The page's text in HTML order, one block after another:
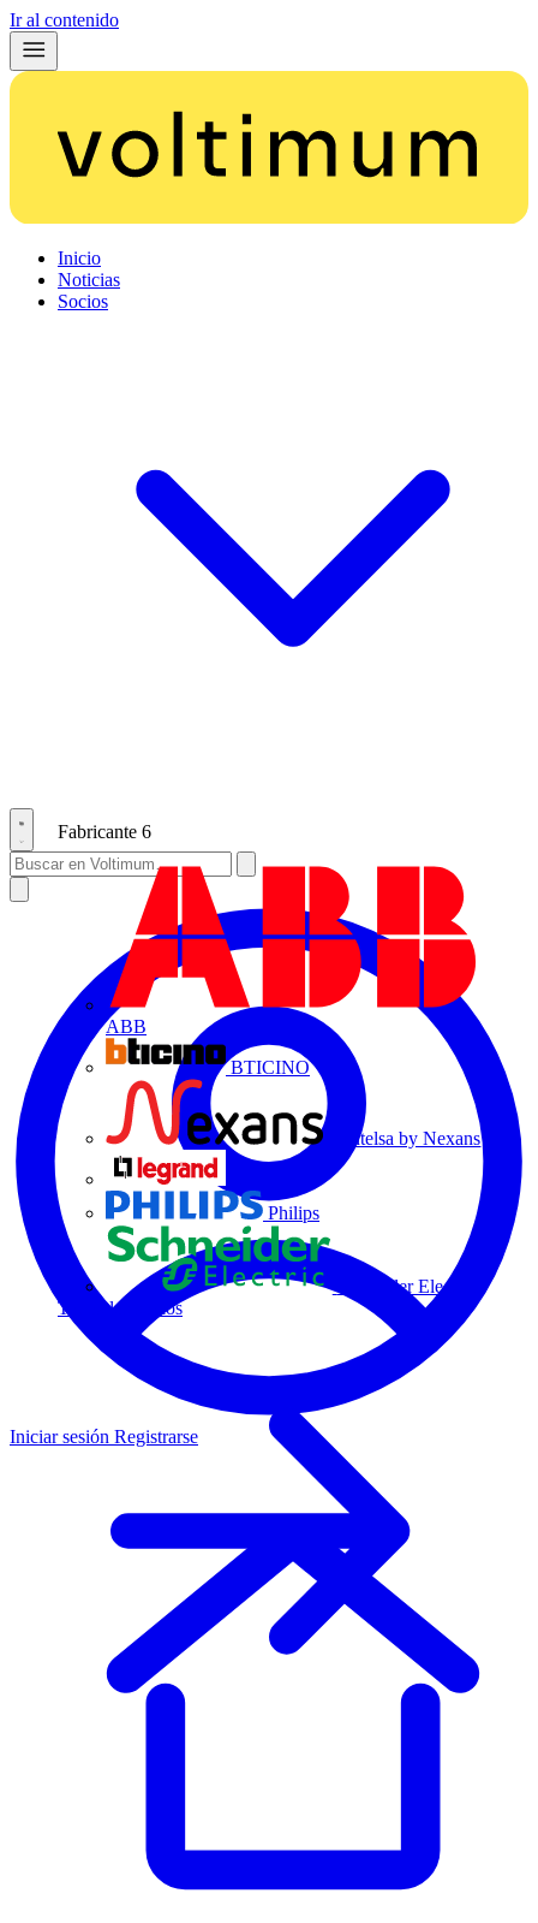
Ir al contenido
Inicio
Noticias
Socios
Fabricante 6
ABB
BTICINO
Centelsa by Nexans
Philips
Schneider Electric
Todos los socios
Iniciar sesión Registrarse